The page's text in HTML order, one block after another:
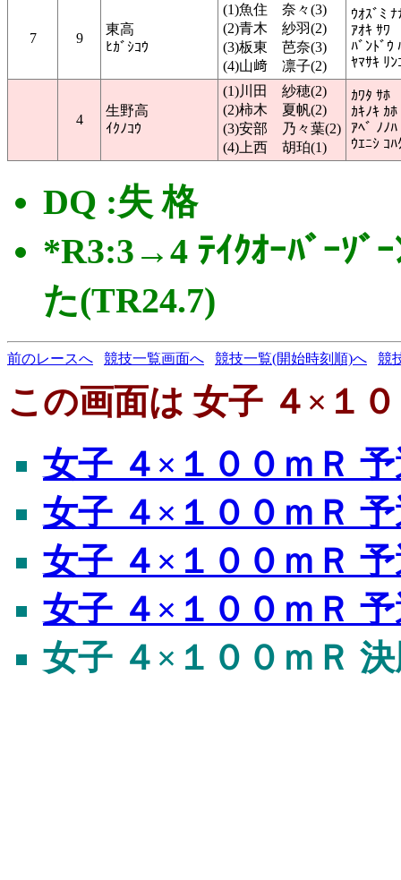
7 9
東高
ﾋｶﾞｼｺｳ
(1)魚住 奈々(3)
(2)青木 紗羽(2)
(3)板東 芭奈(3)
(4)山﨑 凛子(2)
ｳｵｽﾞﾐ ﾅ
ｱｵｷ ｻﾜ
ﾊﾞﾝﾄﾞｳ
ﾔﾏｻｷ ﾘﾝ
4
生野高
ｲｸﾉｺｳ
(1)川田 紗穂(2)
(2)柿木 夏帆(2)
(3)安部 乃々葉(2)
(4)上西 胡珀(1)
ｶﾜﾀ ｻﾎ
ｶｷﾉｷ ｶﾎ
ｱﾍﾞ ﾉﾉﾊ
ｳｴﾆｼ ｺﾊ
DQ :失 格
*R3:3→4 ﾃｲｸｵｰﾊﾞｰｿﾞ
た(TR24.7)
前のレースへ 競技一覧画面へ 競技一覧(開始時刻順)へ 競
この画面は 女子 ４×１
女子 ４×１００ｍＲ
女子 ４×１００ｍＲ
女子 ４×１００ｍＲ
女子 ４×１００ｍＲ
女子 ４×１００ｍＲ